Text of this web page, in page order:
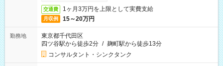
交通費 1ヶ月3万円を上限として実費支給
月収例 15～20万円
勤務地
東京都千代田区
四ツ谷駅から徒歩2分 / 麹町駅から徒歩13分
コンサルタント・シンクタンク